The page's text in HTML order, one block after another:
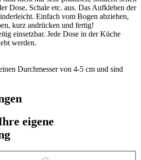
Dose, Schale etc. aus. Das Aufkleben der
Einfach vom Bogen abziehen,
kurz andrücken und fertig!
einsetzbar. Jede Dose in der Küche
werden.
Durchmesser von 4-5 cm und sind
eigene